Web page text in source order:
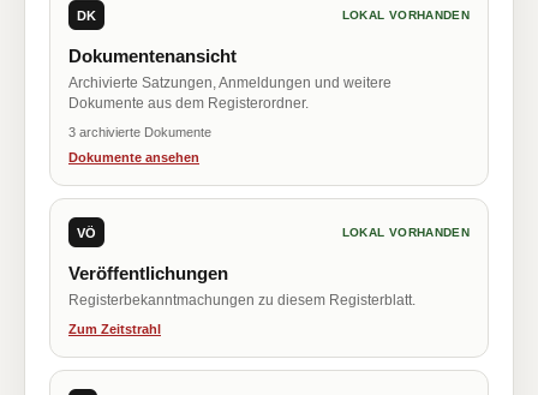
DK LOKAL VORHANDEN
Dokumentenansicht
Archivierte Satzungen, Anmeldungen und weitere
Dokumente aus dem Registerordner.
3 archivierte Dokumente
Dokumente ansehen
VÖ LOKAL VORHANDEN
Veröffentlichungen
Registerbekanntmachungen zu diesem Registerblatt.
Zum Zeitstrahl